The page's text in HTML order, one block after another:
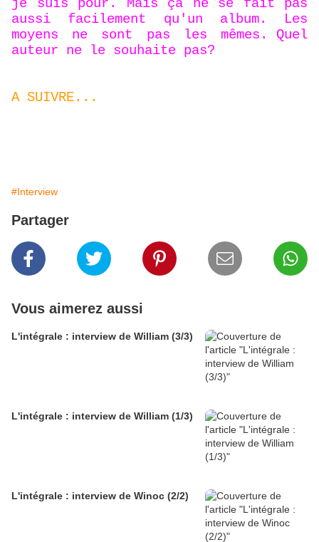
je suis pour. Mais ça ne se fait pas
aussi facilement qu'un album. Les
moyens ne sont pas les mêmes.
Quel
auteur ne le souhaite pas?
A SUIVRE...
#Interview
Partager
Vous aimerez aussi
L'intégrale : interview de William (3/3)
L'intégrale : interview de William (1/3)
L'intégrale : interview de Winoc (2/2)